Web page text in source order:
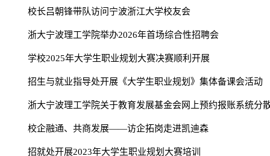
校长吕朝锋带队访问宁波浙江大学校友会
浙大宁波理工学院举办2026年首场综合性招聘会
学校2025年大学生职业规划大赛决赛顺利开展
招生与就业指导处开展《大学生职业规划》集体备课会活动
浙大宁波理工学院关于教育发展基金会网上预约报账系统分
校企融通、共商发展——访企拓岗走进凯迪森
招就处开展2023年大学生职业规划大赛培训